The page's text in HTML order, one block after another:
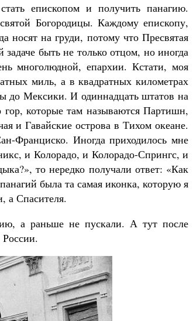
епископом и получить панагию.
Богородицы. Каждому епископу,
носят на груди, потому что Пресвятая
быть не только отцом, но иногда
многолюдной, епархии. Кстати, моя
миль, а в квадратных километрах
до Мексики. И одиннадцать штатов на
гор, которые там называются Партишн,
и Гавайские острова в Тихом океане.
Франциско. Иногда приходилось мне
и Колорадо, и Колорадо-Спрингс, и
то нередко получали ответ: «Как
была та самая иконка, которую я
а Спасителя.
а раньше не пускали. А тут после
России.